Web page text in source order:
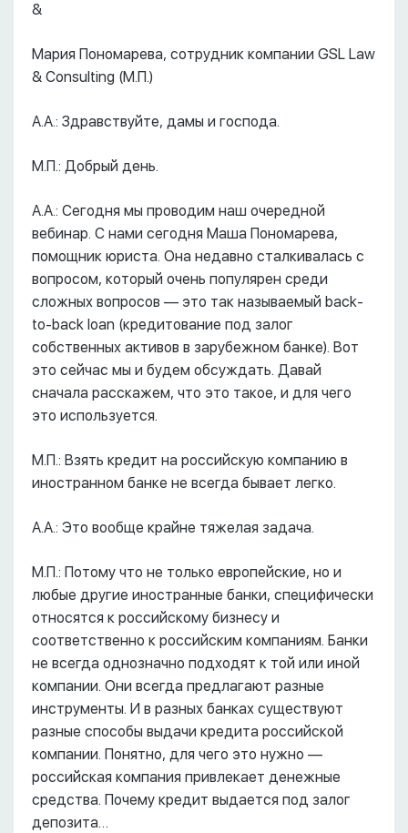
&
Мария Пономарева, сотрудник компании GSL Law
& Consulting (М.П.)
А.А.: Здравствуйте, дамы и господа.
М.П.: Добрый день.
А.А.: Сегодня мы проводим наш очередной
вебинар. С нами сегодня Маша Пономарева,
помощник юриста. Она недавно сталкивалась с
вопросом, который очень популярен среди
сложных вопросов –– это так называемый back-
to-back loan (кредитование под залог
собственных активов в зарубежном банке). Вот
это сейчас мы и будем обсуждать. Давай
сначала расскажем, что это такое, и для чего
это используется.
М.П.: Взять кредит на российскую компанию в
иностранном банке не всегда бывает легко.
А.А.: Это вообще крайне тяжелая задача.
М.П.: Потому что не только европейские, но и
любые другие иностранные банки, специфически
относятся к российскому бизнесу и
соответственно к российским компаниям. Банки
не всегда однозначно подходят к той или иной
компании. Они всегда предлагают разные
инструменты. И в разных банках существуют
разные способы выдачи кредита российской
компании. Понятно, для чего это нужно ––
российская компания привлекает денежные
средства. Почему кредит выдается под залог
депозита…